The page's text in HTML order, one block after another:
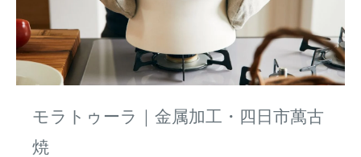
モラトゥーラ｜金属加工・四日市萬古
焼